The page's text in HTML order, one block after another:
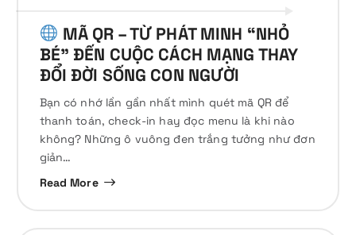
MÃ QR – TỪ PHÁT MINH “NHỎ
BÉ” ĐẾN CUỘC CÁCH MẠNG THAY
ĐỔI ĐỜI SỐNG CON NGƯỜI
Bạn có nhớ lần gần nhất mình quét mã QR để
thanh toán, check-in hay đọc menu là khi nào
không? Những ô vuông đen trắng tưởng như đơn
giản…
Read More